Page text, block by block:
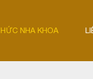
NHA KHOA